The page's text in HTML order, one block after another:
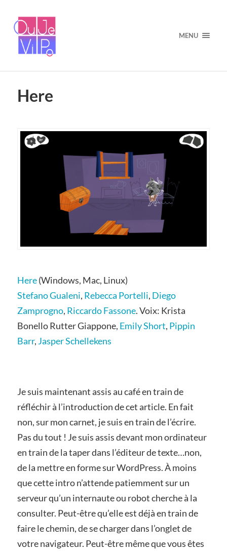
MENU
Here
Here(Windows, Mac, Linux)
Stefano Gualeni, Rebecca Portelli, Diego
Zamprogno, Riccardo Fassone. Voix: Krista
Bonello Rutter Giappone, Emily Short, Pippin
Barr, Jasper Schellekens
Je suis maintenant assis au café en train de
réfléchir à l’introduction de cet article. En fait
non, sur mon carnet, je suis en train de l’écrire.
Pas du tout ! Je suis assis devant mon ordinateur
en train de la taper dans l’éditeur de texte…non,
de la mettre en forme sur WordPress. À moins
que cette intro n’attende patiemment sur un
serveur qu’un internaute ou robot cherche à la
consulter. Peut-être qu’elle est déjà en train de
faire le chemin, de se charger dans l’onglet de
votre navigateur. Peut-être même que vous êtes